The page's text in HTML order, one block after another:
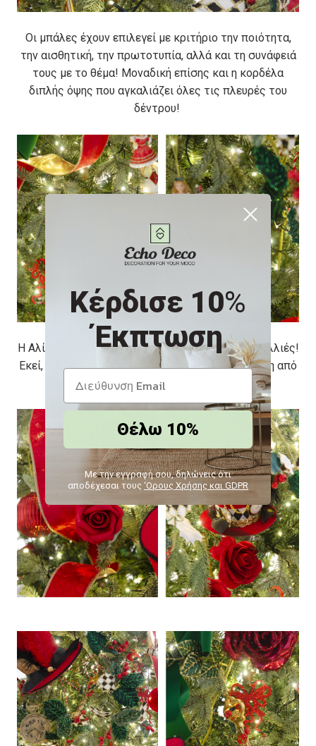
Οι μπάλες έχουν επιλεγεί με κριτήριο την ποιότητα,
την αισθητική, την πρωτοτυπία, αλλά και τη συνάφειά
τους με το θέμα! Μοναδική επίσης και η κορδέλα
διπλής όψης που αγκαλιάζει όλες τις πλευρές του
δέντρου!
Η Αλίκη έφτασε σε ένα λιβάδι γεμάτο τριανταφυλλιές!
Εκεί, η βασίλισσα έπαιζε κροκέ, περιτριγυρισμένη από
τους φρουρούς-τραπουλόχαρτα!
Κέρδισε 10%
Έκπτωση
Θέλω 10%
Με την εγγραφή σου, δηλώνεις ότι
αποδέχεσαι τους ‘Ορους Χρήσης και GDPR